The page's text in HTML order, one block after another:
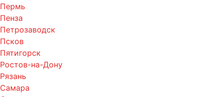
Пермь
Пенза
Петрозаводск
Псков
Пятигорск
Ростов-на-Дону
Рязань
Самара